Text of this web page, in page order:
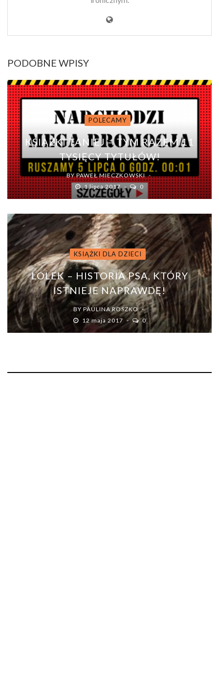
PODOBNE WPISY
POLECAMY
KSIĄŻKI TANIEJ – TYM RAZEM 11
TYSIĘCY TYTUŁÓW!
BYPAWEŁ MIECZKOWSKI
1 lipca 2017
0
KSIĄŻKI DLA DZIECI
LOLEK – HISTORIA PSA, KTÓRY
ISTNIEJE NAPRAWDĘ!
BY PAULINA ROSZKO
12 maja 2017
0